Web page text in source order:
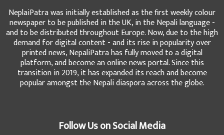
NeplaiPatra was initially established as the first weekly colour
newspaper to be published in the UK, in the Nepali language -
and to be distributed throughout Europe. Now, due to the high
demand for digital content - and its rise in popularity over
printed news, NepaliPatra has fully moved to a digital
platform, and become an online news portal. Since this
transition in 2019, it has expanded its reach and become
popular amongst the Nepali diaspora across the globe.
Follow Us on Social Media